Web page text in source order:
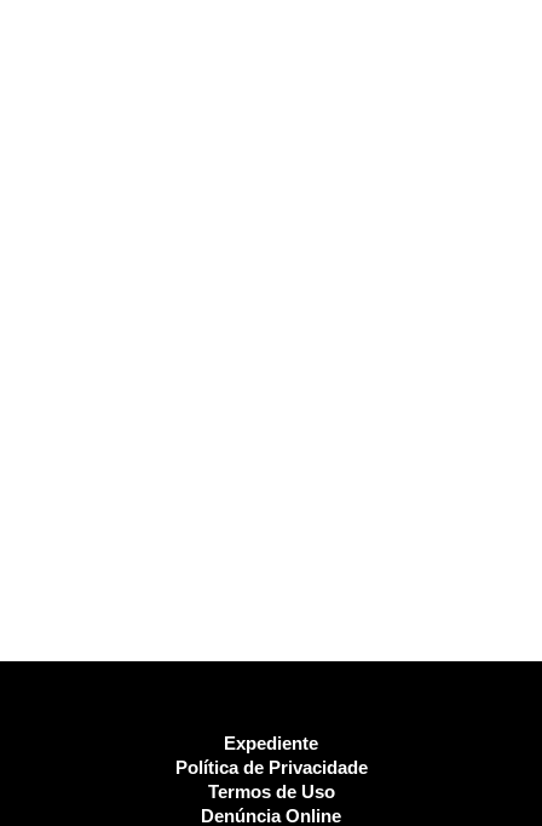
Expediente
Política de Privacidade
Termos de Uso
Denúncia Online